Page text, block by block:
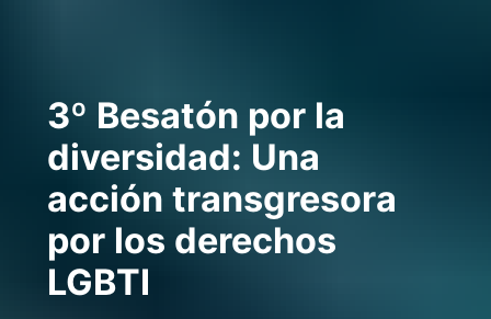
3º Besatón por la
diversidad: Una
acción transgresora
por los derechos
LGBTI